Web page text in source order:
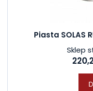
Piasta SOLAS
Sklep